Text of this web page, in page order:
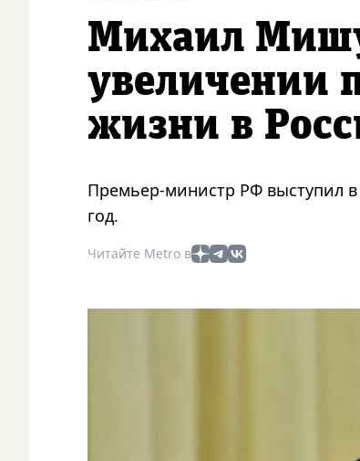
Михаил
увеличении
жизни в
Премьер-министр РФ выступил
год.
Читайте Metro в